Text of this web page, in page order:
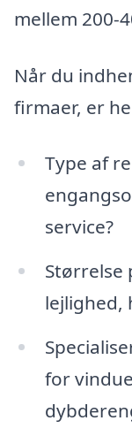
mellem 200-
Når du
firmaer, er
Type af
service?
Størrelse
lejlighed,
for